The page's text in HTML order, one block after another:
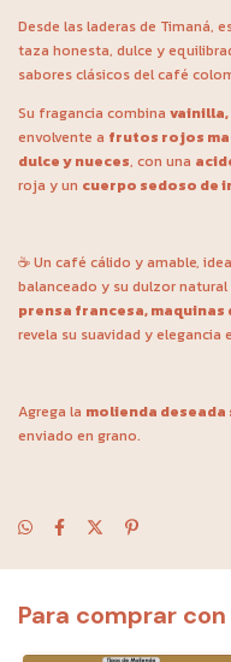
Desde las laderas de Timaná,
taza honesta, dulce y
sabores clásicos del café
Su fragancia combina vainilla,
envolvente a frutos rojos
dulce y nueces, con una
roja y un cuerpo sedoso de
☕ Un café cálido y amable,
balanceado y su dulzor
prensa francesa,
revela su suavidad y elegancia
Agrega la molienda
enviado en grano.
Para comprar